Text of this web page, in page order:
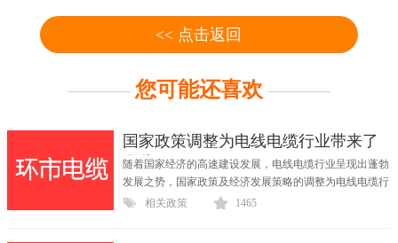
<< 点击返回
您可能还喜欢
国家政策调整为电线电缆行业带来了
哪些
随着国家经济的高速建设发展，电线电缆行业呈现出蓬勃
发展之势，国家政策及经济发展策略的调整为电线电缆行
业...
相关政策 1465